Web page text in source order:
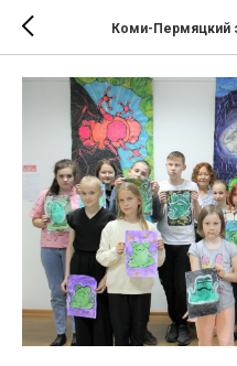
Коми-Пермяцкий